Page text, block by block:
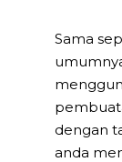
Sama
dengan
anda